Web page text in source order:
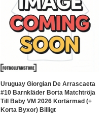
Uruguay Giorgian De Arrascaeta
#10 Barnkläder Borta Matchtröja
Till Baby VM 2026 Kortärmad (+
Korta Byxor) Billigt